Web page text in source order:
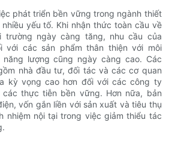
phát triển bền vững trong ngành thiết
yếu tố. Khi nhận thức toàn cầu về
trường ngày càng tăng, nhu cầu của
với các sản phẩm thân thiện với môi
lượng cũng ngày càng cao. Các
nhà đầu tư, đối tác và các cơ quan
kỳ vọng cao hơn đối với các công ty
thực tiễn bền vững. Hơn nữa, bản
vốn gắn liền với sản xuất và tiêu thụ
nhiệm nội tại trong việc giảm thiểu tác